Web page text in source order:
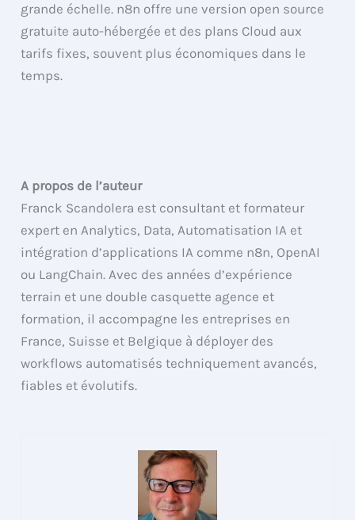
grande échelle. n8n offre une version open source
gratuite auto-hébergée et des plans Cloud aux
tarifs fixes, souvent plus économiques dans le
temps.
A propos de l’auteur
Franck Scandolera est consultant et formateur
expert en Analytics, Data, Automatisation IA et
intégration d’applications IA comme n8n, OpenAI
ou LangChain. Avec des années d’expérience
terrain et une double casquette agence et
formation, il accompagne les entreprises en
France, Suisse et Belgique à déployer des
workflows automatisés techniquement avancés,
fiables et évolutifs.